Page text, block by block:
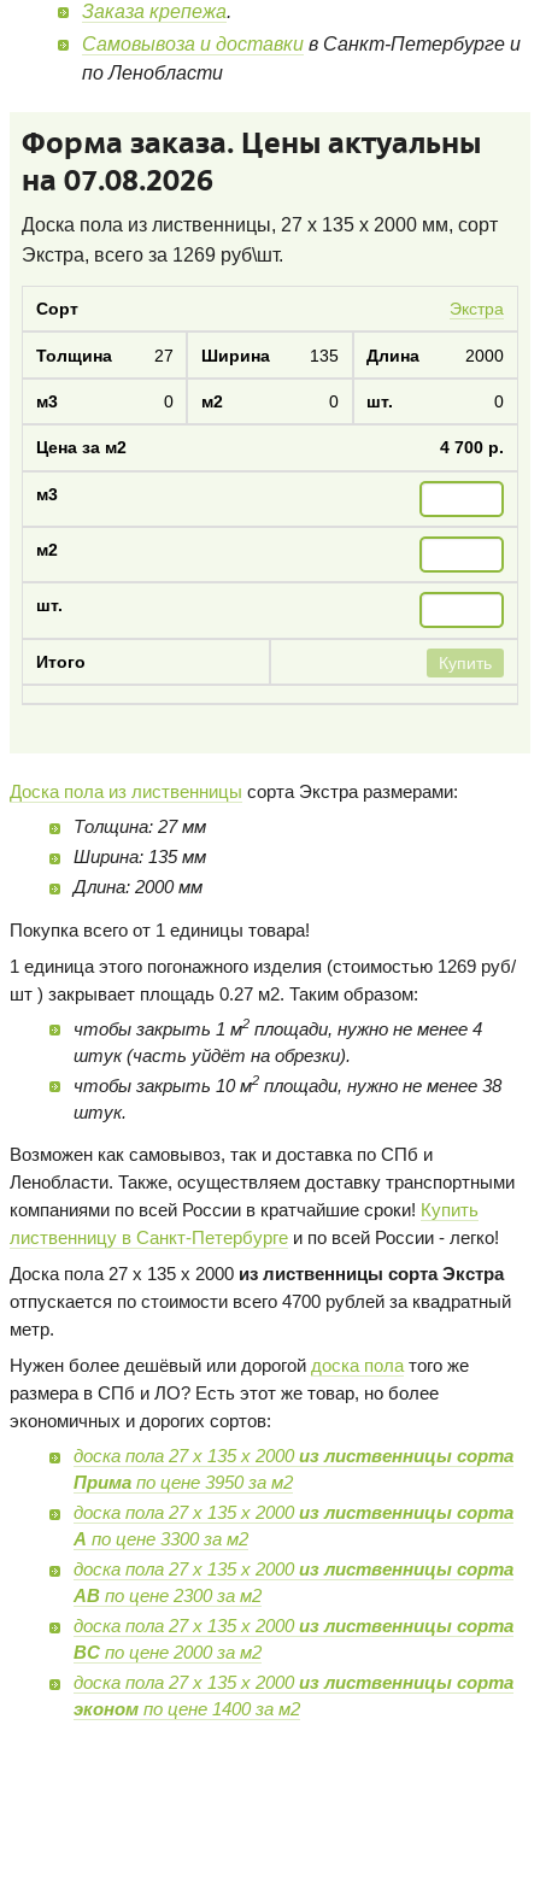
Заказа крепежа.
Самовывоза и доставки в Санкт-Петербурге и
по Ленобласти
Форма заказа. Цены актуальны
на 07.08.2026
Доска пола из лиственницы, 27 x 135 x 2000 мм, сорт
Экстра, всего за 1269 руб\шт.
Экстра
27 135 2000
0 0 0
4 700 р.
Купить
Доска пола из лиственницы сорта Экстра размерами:
Толщина: 27 мм
Ширина: 135 мм
Длина: 2000 мм
Покупка всего от 1 единицы товара!
1 единица этого погонажного изделия (стоимостью 1269 руб/
шт ) закрывает площадь 0.27 м2. Таким образом:
чтобы закрыть 1 м2площади, нужно не менее 4
штук (часть уйдёт на обрезки).
чтобы закрыть 10 м2площади, нужно не менее 38
штук.
Возможен как самовывоз, так и доставка по СПб и
Ленобласти. Также, осуществляем доставку транспортными
компаниями по всей России в кратчайшие сроки! Купить
лиственницу в Санкт-Петербурге и по всей России - легко!
Доска пола 27 х 135 х 2000 из лиственницы сорта Экстра
отпускается по стоимости всего 4700 рублей за квадратный
метр.
Нужен более дешёвый или дорогой доска пола того же
размера в СПб и ЛО? Есть этот же товар, но более
экономичных и дорогих сортов:
доска пола 27 х 135 х 2000из лиственницы сорта
Примапо цене 3950 за м2
доска пола 27 х 135 х 2000из лиственницы сорта
А по цене 3300 за м2
доска пола 27 х 135 х 2000из лиственницы сорта
ABпо цене 2300 за м2
доска пола 27 х 135 х 2000из лиственницы сорта
BCпо цене 2000 за м2
доска пола 27 х 135 х 2000из лиственницы сорта
эконом по цене 1400 за м2